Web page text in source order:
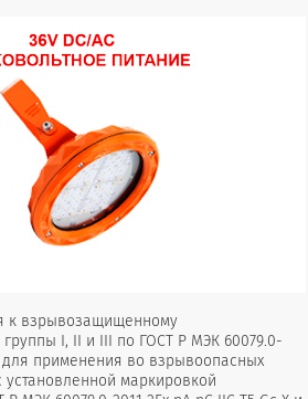
к взрывозащищенному
I, II и III по ГОСТ Р МЭК 60079.0-
применения во взрывоопасных
установленной маркировкой